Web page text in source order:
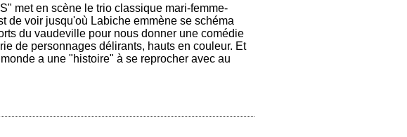
met en scène le trio classique mari-femme-
de voir jusqu'où Labiche emmène se schéma
du vaudeville pour nous donner une comédie
de personnages délirants, hauts en couleur. Et
a une "histoire" à se reprocher avec au